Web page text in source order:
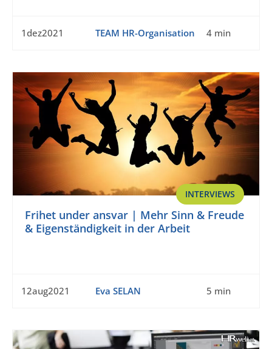
1dez2021 TEAM HR-Organisation 4 min
INTERVIEWS
Frihet under ansvar | Mehr Sinn & Freude
& Eigenständigkeit in der Arbeit
12aug2021 Eva SELAN 5 min